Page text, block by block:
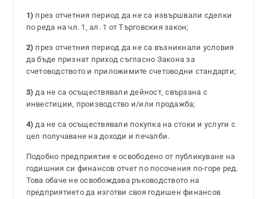
1) през отчетния период да не са извършвали сделки
по реда на чл. 1, ал. 1 от Търговския закон;
2) през отчетния период да не са възникнали условия
да бъде признат приход съгласно Закона за
счетоводството и приложимите счетоводни стандарти;
3) да не са осъществявали дейност, свързана с
инвестиции, производство и/или продажба;
4) да не са осъществявали покупка на стоки и услуги с
цел получаване на доходи и печалби.
Подобно предприятие е освободено от публикуване на
годишния си финансов отчет по посочения по-горе ред.
Това обаче не освобождава ръководството на
предприятието да изготви своя годишен финансов